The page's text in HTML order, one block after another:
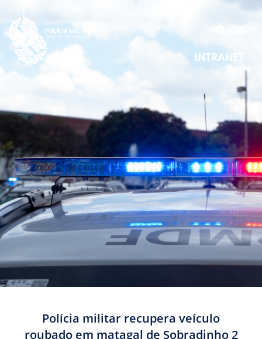
INTRANET
Polícia militar recupera veículo
roubado em matagal de Sobradinho 2